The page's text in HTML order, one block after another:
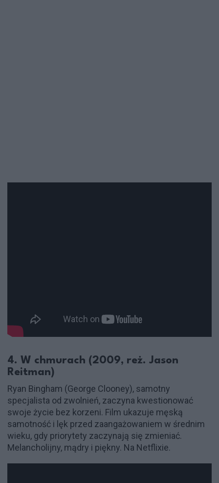
4. W chmurach (2009, reż. Jason
Reitman)
Ryan Bingham (George Clooney), samotny
specjalista od zwolnień, zaczyna kwestionować
swoje życie bez korzeni. Film ukazuje męską
samotność i lęk przed zaangażowaniem w średnim
wieku, gdy priorytety zaczynają się zmieniać.
Melancholijny, mądry i piękny. Na Netflixie.